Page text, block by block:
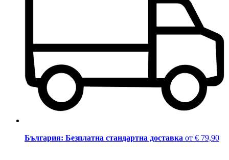
България: Безплатна стандартна доставка от € 79,90